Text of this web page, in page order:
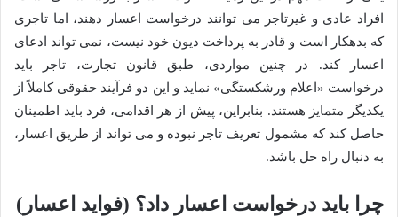
افراد عادی و غیرتاجر می توانند درخواست اعسار دهند، اما تاجری
که بدهکار است و قادر به پرداخت دیون خود نیست، نمی تواند ادعای
اعسار کند. در چنین مواردی، طبق قانون تجارت، تاجر باید
درخواست «اعلام ورشکستگی» نماید و این دو فرآیند حقوقی کاملاً از
یکدیگر متمایز هستند. بنابراین، پیش از هر اقدامی، فرد باید اطمینان
حاصل کند که مشمول تعریف تاجر نبوده و می تواند از طریق اعسار،
به دنبال راه حل باشد.
چرا باید درخواست اعسار داد؟ (فواید اعسار)